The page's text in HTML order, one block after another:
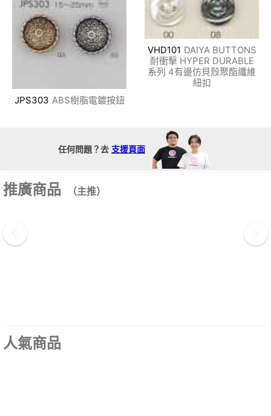
JPS303 ABS樹脂電鍍按鈕
VHD101 DAIYA BUTTONS
耐衝擊 HYPER DURABLE
系列 4有邊仿貝殼聚酯纖維
紐扣
任何問題？去 支援頁面
推廣商品 （主推）
人氣商品